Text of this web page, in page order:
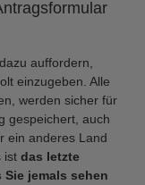
auffordern,
einzugeben. Alle
werden sicher für
gespeichert, auch
ein anderes Land
ist das letzte
jemals sehen